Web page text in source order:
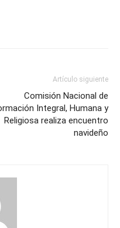
Artículo siguiente
Comisión Nacional de
Integral, Humana y
Religiosa realiza encuentro
navideño